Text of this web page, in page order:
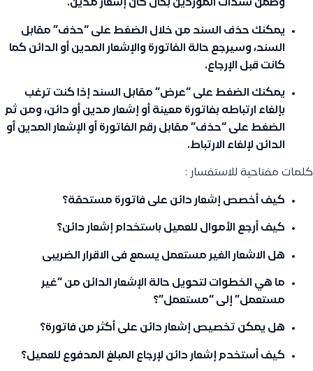
وضمن سندات الموردين بحال كان إشعار مدين.
يمكنك حذف السند من خلال الضغط على “حذف” مقابل
السند، وسيرجع حالة الفاتورة والإشعار المدين أو الدائن كما
كانت قبل الإرجاع.
يمكنك الضغط على “عرض” مقابل السند إذا كنت ترغب
بإلغاء ارتباطه بفاتورة معينة أو إشعار مدين أو دائن، ومن ثم
الضغط على “حذف” مقابل رقم الفاتورة أو الإشعار المدين أو
الدائن لإلغاء الارتباط.
كلمات مفتاحية للاستفسار :
كيف أخصص إشعار دائن على فاتورة مستحقة؟
كيف أرجع الأموال للعميل باستخدام إشعار دائن؟
هل الاشعار الغير مستعمل يسمع فى الاقرار الضريبى
ما هي الخطوات لتحويل حالة الإشعار الدائن من “غير
مستعمل” إلى “مستعمل”؟
هل يمكن تخصيص إشعار دائن على أكثر من فاتورة؟
كيف أستخدم إشعار دائن لإرجاع المبلغ المدفوع للعميل؟